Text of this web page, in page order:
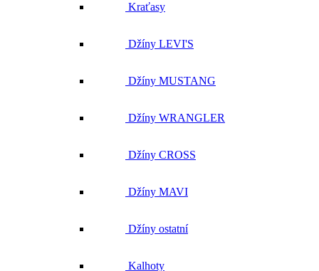
Kraťasy
Džíny LEVI'S
Džíny MUSTANG
Džíny WRANGLER
Džíny CROSS
Džíny MAVI
Džíny ostatní
Kalhoty